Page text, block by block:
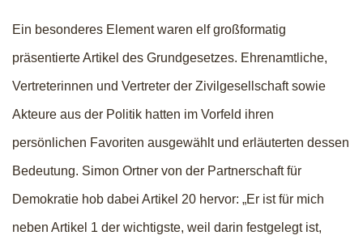
Ein besonderes Element waren elf großformatig
präsentierte Artikel des Grundgesetzes. Ehrenamtliche,
Vertreterinnen und Vertreter der Zivilgesellschaft sowie
Akteure aus der Politik hatten im Vorfeld ihren
persönlichen Favoriten ausgewählt und erläuterten dessen
Bedeutung. Simon Ortner von der Partnerschaft für
Demokratie hob dabei Artikel 20 hervor: „Er ist für mich
neben Artikel 1 der wichtigste, weil darin festgelegt ist,